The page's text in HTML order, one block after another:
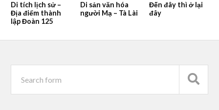
Di tích lịch sử –
Địa điểm thành
lập Đoàn 125
Di sản văn hóa
người Mạ – Tà Lài
Đến đây thì ở lại
đây